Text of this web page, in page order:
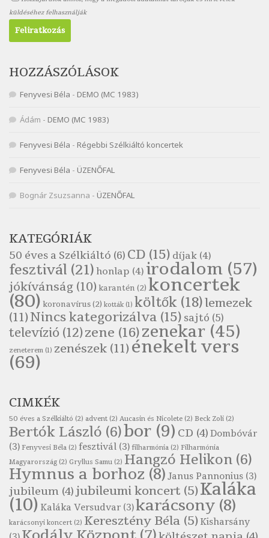
Nagy Bandó András: Scarabeus
Szélkiáltó
Nagy Bandó András: Ülj le csak egyszer
Nagy Bandó András: Vakondok
Nagy Bandó András: Vizilóblues
Szélkiáltó
Szélkiáltó
Népköltés: Most érkeztünk
Szélkiáltó
Népköltés: Reggeli köszöntő
Pákolitz István: Altató
Szélkiáltó
Pákolitz István: Bakarasz
Szélkiáltó
Pákolitz István: Csiga-biga
Szélkiáltó
Pákolitz István: Kiolvasó
Szélkiáltó
Páskándi Géza: Madárijesztő
Szélkiáltó
Szélkiáltó
Robert Burns: Árpa Jankó
Szélkiáltó
Robert Burns: Most hoci a számlát
Szélkiáltó
Robert Burns: Most hoci a számlát
Szélkiáltó
Robert Burns: Nagyhasú flaskó…
Szélkiáltó
küldéséhez felhasználják
HOZZÁSZÓLÁSOK
Fenyvesi Béla - DEMO (MC 1983)
Ádám - DEMO (MC 1983)
Fenyvesi Béla - Régebbi Szélkiáltó koncertek
Fenyvesi Béla - ÜZENŐFAL
Bognár Zsuzsanna - ÜZENŐFAL
KATEGÓRIÁK
50 éves a Szélkiáltó (6) CD (15) díjak (4)
fesztivál (21) honlap (4) irodalom (57)
jókívánság (10) karantén (2) koncertek
(80) koronavírus(2) kották (1) költők (18)lemezek
(11)Nincs kategorizálva (15) sajtó (5)
televízió (12)zene (16)zenekar (45)
zeneterem (1) zenészek (11) énekelt vers
(69)
CIMKÉK
50 éves a Szélkiáltó (2) advent (2) Aucasin és Nicolete (2) Beck Zoli (2)
Bertók László (6)bor (9) CD (4) Dombóvár
(3) Fenyvesi Béla (2) fesztivál (3) filharmónia (2) Filharmónia
Magyarország (2) Gryllus Samu (2) Hangzó Helikon (6)
Hymnus a borhoz (8) Janus Pannonius (3)
jubileum (4)jubileumi koncert (5)Kaláka
(10) Kaláka Versudvar (3)karácsony (8)
karácsonyi koncert (2) Keresztény Béla (5) Kisharsány